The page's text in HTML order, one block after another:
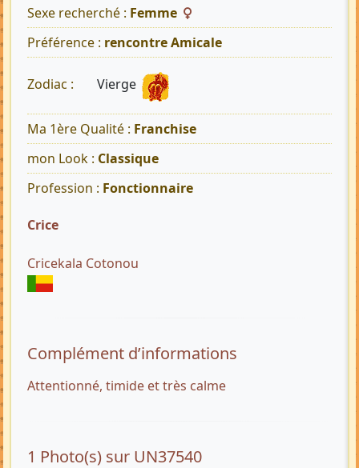
Sexe recherché : Femme
Préférence : rencontre Amicale
Zodiac : Vierge
Ma 1ère Qualité : Franchise
mon Look : Classique
Profession : Fonctionnaire
Crice
Cricekala Cotonou
Complément d’informations
Attentionné, timide et très calme
1 Photo(s) sur UN37540